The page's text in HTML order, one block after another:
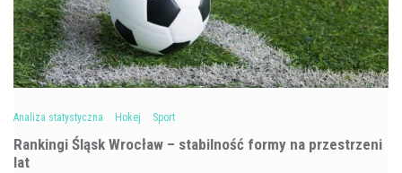
Analiza statystyczna Hokej Sport
Rankingi Śląsk Wrocław – stabilność formy na przestrzeni
lat